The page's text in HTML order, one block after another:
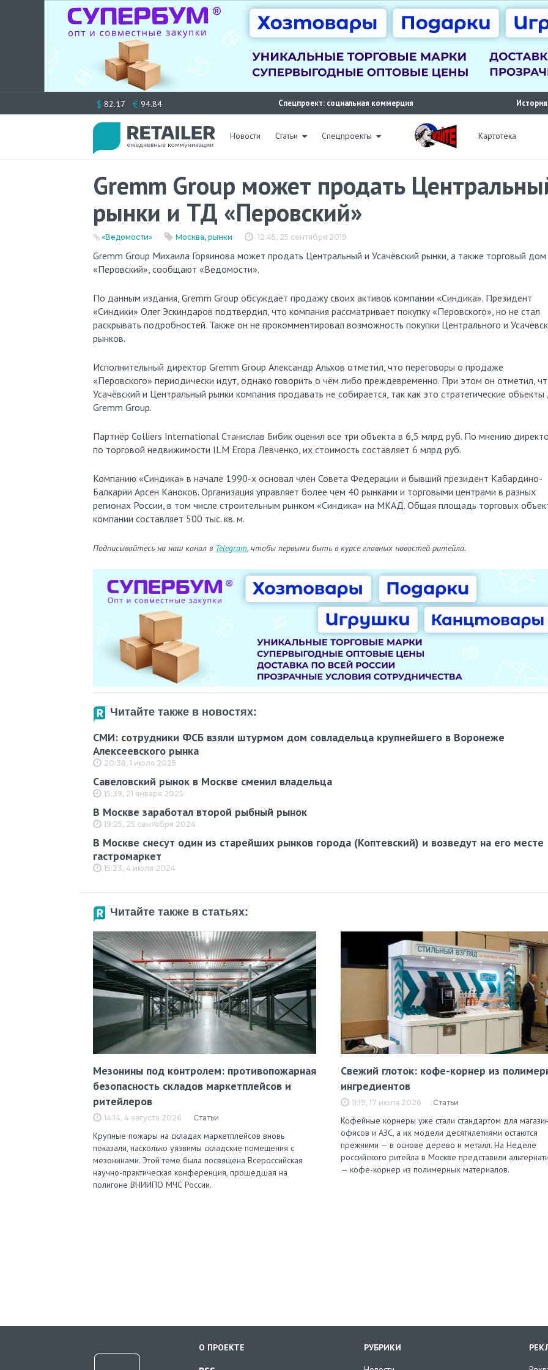
к
$ 82.17 € 94.84 Спецпроект: социальная коммерция
Новости Статьи Спецпроекты Картотека
Gremm Group может продать
рынки и ТД «Перовский»
12:45, 25 сентября 2019
«Ведомости» Москва, рынки
Gremm Group Михаила Горяинова может продать Центральный и Усачёвский рынки, а также торговый дом
«Перовский», сообщают «Ведомости».
По данным издания, Gremm Group обсуждает продажу своих активов компании «Синдика». Президент
«Синдики» Олег Эскиндаров подтвердил, что компания рассматривает покупку «Перовского», но не стал
раскрывать подробностей. Также он не прокомментировал возможность покупки Центрального и
рынков.
Исполнительный директор Gremm Group Александр Альхов отметил, что переговоры о продаже
«Перовского» периодически идут, однако говорить о чём либо преждевременно. При этом он отметил,
Усачёвский и Центральный рынки компания продавать не собирается, так как это стратегические объекты
Gremm Group.
Партнёр Colliers International Станислав Бибик оценил все три объекта в 6,5 млрд руб. По мнению
по торговой недвижимости ILM Егора Левченко, их стоимость составляет 6 млрд руб.
Компанию «Синдика» в начале 1990-х основал член Совета Федерации и бывший президент Кабардино-
Балкарии Арсен Каноков. Организация управляет более чем 40 рынками и торговыми центрами в разных
регионах России, в том числе строительным рынком «Синдика» на МКАД. Общая площадь торговых
компании составляет 500 тыс. кв. м.
Подписывайтесь на наш канал в Telegram, чтобы первыми быть в курсе главных новостей ритейла.
Читайте также в новостях:
СМИ: сотрудники ФСБ взяли штурмом дом совладельца крупнейшего в Воронеже
Алексеевского рынка
20:38, 1 июля 2025
Савеловский рынок в Москве сменил владельца
15:39, 21 января 2025
В Москве заработал второй рыбный рынок
19:25, 25 сентября 2024
В Москве снесут один из старейших рынков города (Коптевский) и возведут на его месте
гастромаркет
15:23, 4 июля 2024
Читайте также в статьях:
Мезонины под контролем: противопожарная
безопасность складов маркетплейсов и
ритейлеров
14:14, 4 августа 2026 Статьи
Крупные пожары на складах маркетплейсов вновь
показали, насколько уязвимы складские помещения с
мезонинами. Этой теме была посвящена Всероссийская
научно-практическая конференция, прошедшая на
полигоне ВНИИПО МЧС России.
Свежий глоток: кофе-корнер из
ингредиентов
11:19, 17 июля 2026 Статьи
Кофейные корнеры уже стали стандартом для
офисов и АЗС, а их модели десятилетиями остаются
прежними — в основе дерево и металл. На Неделе
российского ритейла в Москве представили
— кофе-корнер из полимерных материалов.
О ПРОЕКТЕ
РУБРИКИ